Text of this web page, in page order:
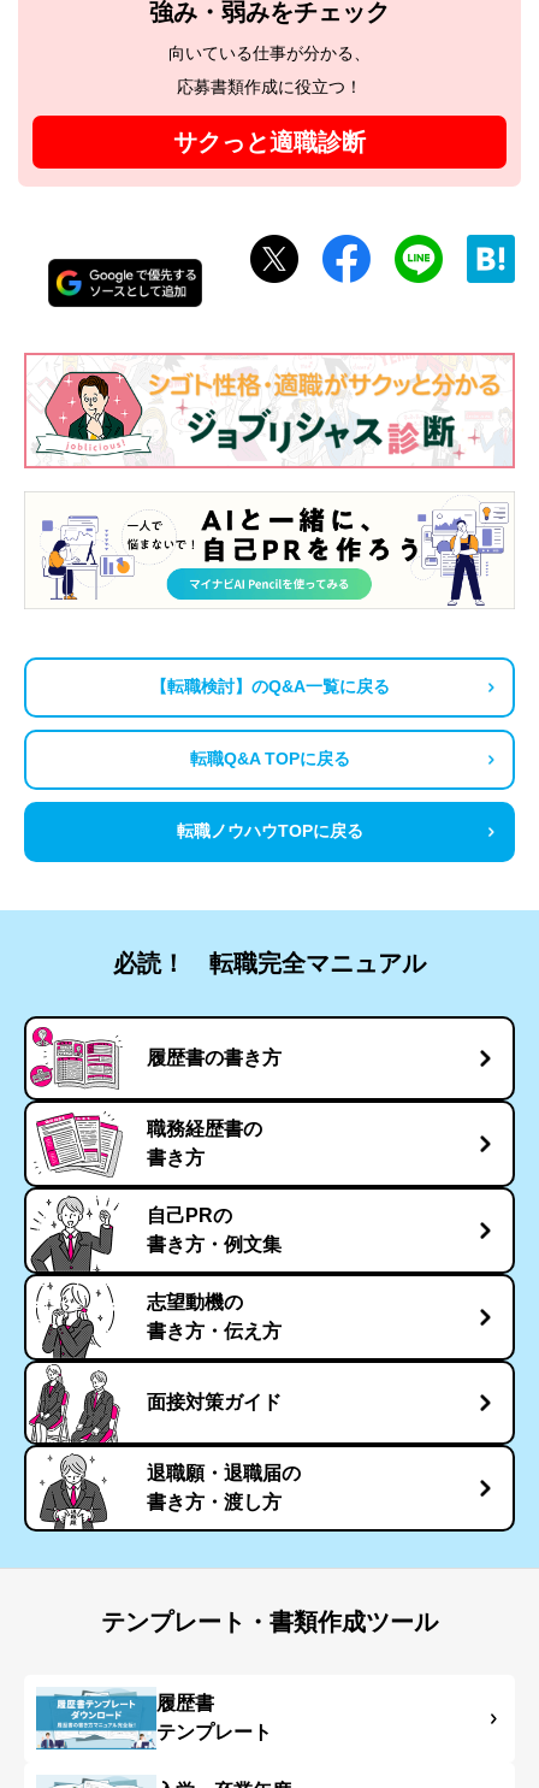
強み・弱みをチェック
向いている仕事が分かる、
応募書類作成に役立つ！
サクっと適職診断
【転職検討】のQ&A一覧に戻る
転職Q&A TOPに戻る
転職ノウハウTOPに戻る
必読！ 転職完全マニュアル
履歴書の書き方
職務経歴書の
書き方
自己PRの
書き方・例文集
志望動機の
書き方・伝え方
面接対策ガイド
退職願・退職届の
書き方・渡し方
テンプレート・書類作成ツール
履歴書
テンプレート